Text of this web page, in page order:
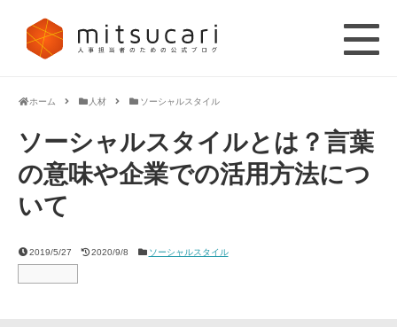
ホーム 人材 ソーシャルスタイル
ソーシャルスタイルとは？言葉
の意味や企業での活用方法につ
いて
2019/5/27 2020/9/8 ソーシャルスタイル